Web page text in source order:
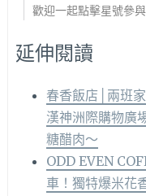
歡迎一起點擊星號參與
延伸閱讀
春香飯店│兩班
漢神洲際購物廣
糖醋肉～
ODD EVEN
車！獨特爆米花